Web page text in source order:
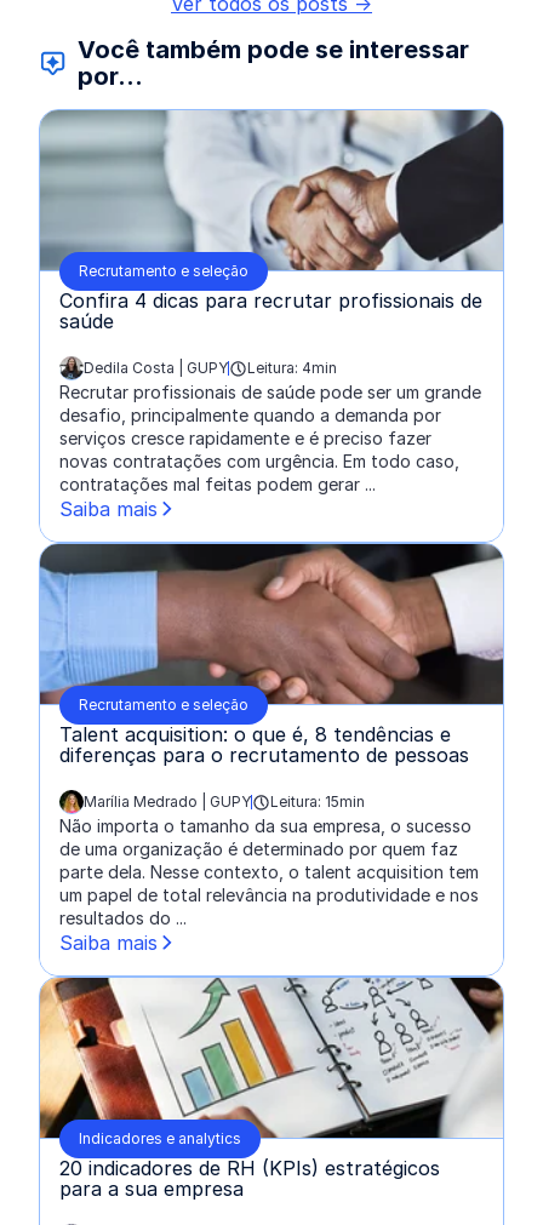
Você também pode se interessar
por...
Recrutamento e seleção
Confira 4 dicas para recrutar profissionais de
saúde
escrito por:
Dedila Costa | GUPY Leitura: 4min
Recrutar profissionais de saúde pode ser um grande
desafio, principalmente quando a demanda por
serviços cresce rapidamente e é preciso fazer
novas contratações com urgência. Em todo caso,
contratações mal feitas podem gerar ...
Saiba mais
Recrutamento e seleção
Talent acquisition: o que é, 8 tendências e
diferenças para o recrutamento de pessoas
escrito por:
Marília Medrado | GUPY Leitura: 15min
Não importa o tamanho da sua empresa, o sucesso
de uma organização é determinado por quem faz
parte dela. Nesse contexto, o talent acquisition tem
um papel de total relevância na produtividade e nos
resultados do ...
Saiba mais
Indicadores e analytics
20 indicadores de RH (KPIs) estratégicos
para a sua empresa